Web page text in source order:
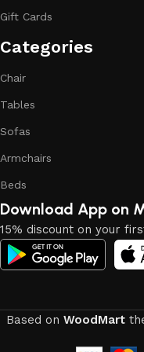
of their products,
attractive appearance
of the furniture, as well
Gift Cards
Categories​
Chair
Tables
Sofas
Armchairs
Beds
Download App on
15% discount on your
Based on WoodMart